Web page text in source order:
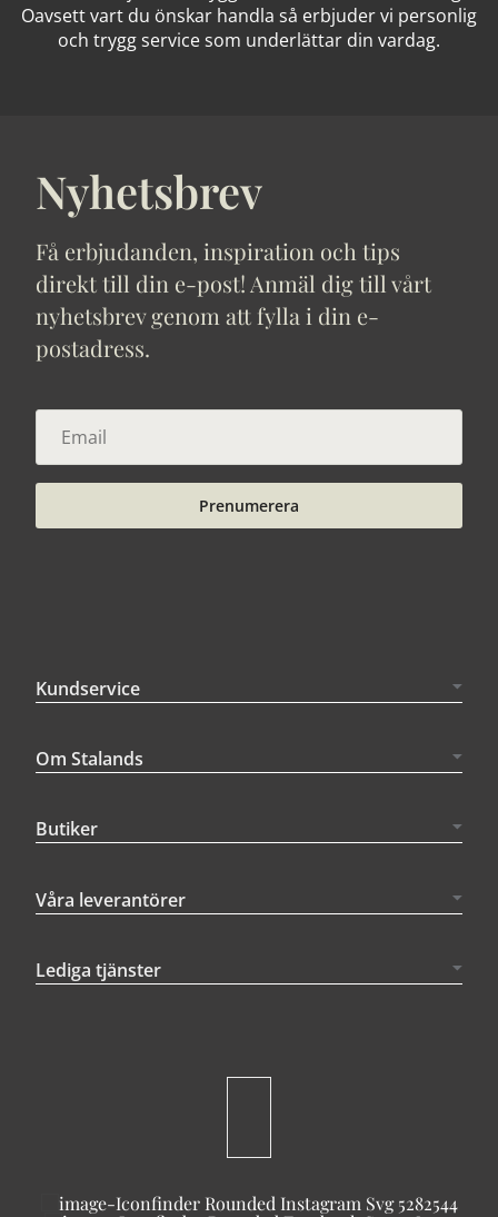
Oavsett vart du önskar handla så erbjuder vi personlig
och trygg service som underlättar din vardag.
Nyhetsbrev
Få erbjudanden, inspiration och tips
direkt till din e-post! Anmäl dig till vårt
nyhetsbrev genom att fylla i din e-
postadress.
Prenumerera
Kundservice
Om Stalands
Butiker
Våra leverantörer
Lediga tjänster